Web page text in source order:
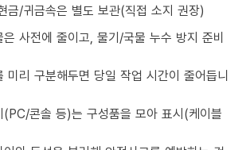
금/귀금속은 별도 보관(직접 소지 권장)
은 사전에 줄이고, 물기/국물 누수 방지 준비
미리 구분해두면 당일 작업 시간이 줄어듭니
(PC/콘솔 등)는 구성품을 모아 표시(케이블